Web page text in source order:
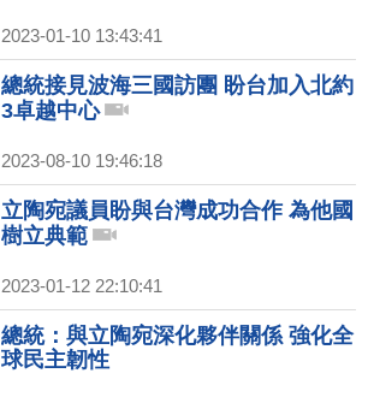
2023-01-10 13:43:41
總統接見波海三國訪團 盼台加入北約
3卓越中心
2023-08-10 19:46:18
立陶宛議員盼與台灣成功合作 為他國
樹立典範
2023-01-12 22:10:41
總統：與立陶宛深化夥伴關係 強化全
球民主韌性